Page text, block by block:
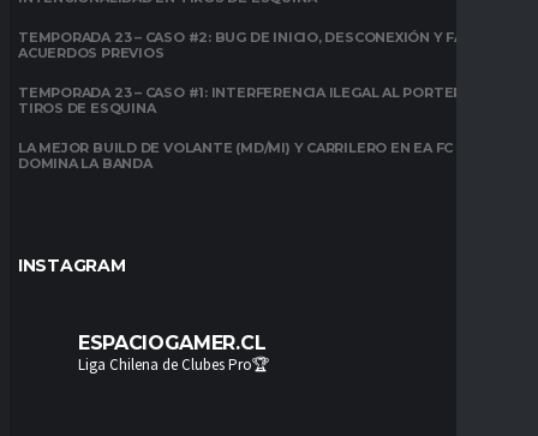
TEMPORADA 23 – CASO #2: BUG DE INICIO, DESCONEXIÓN Y FALTA DE
ACUERDOS PREVIOS
TEMPORADA 23 – CASO #1: INTERFERENCIA ILEGAL AL PORTERO EN
TIROS DE ESQUINA
LA MEJOR BUILD DE VOLANTE (MD/MI) Y CARRILERO EN EA FC 26:
DOMINA LA BANDA
INSTAGRAM
ESPACIOGAMER.CL
Liga Chilena de Clubes Pro🏆